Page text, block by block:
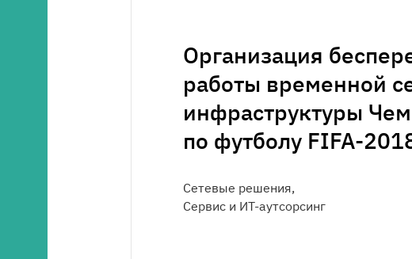
Организация
работы временной
инфраструктуры
по футболу FIFA-
Сетевые решения,
Сервис и ИТ-аутсорсинг